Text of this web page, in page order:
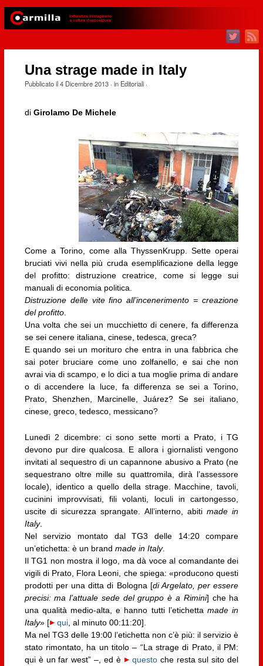
Una strage made in Italy
Pubblicato il4 Dicembre 2013· in Editoriali·
di Girolamo De Michele
Come a Torino, come alla ThyssenKrupp. Sette operai
bruciati vivi nella più cruda esemplificazione della legge
del profitto: distruzione creatrice, come si legge sui
manuali di economia politica.
Distruzione delle vite fino all’incenerimento = creazione
del profitto.
Una volta che sei un mucchietto di cenere, fa differenza
se sei cenere italiana, cinese, tedesca, greca?
E quando sei un morituro che entra in una fabbrica che
sai poter bruciare come uno zolfanello, e sai che non
avrai via di scampo, e lo dici a tua moglie prima di andare
o di accendere la luce, fa differenza se sei a Torino,
Prato, Shenzhen, Marcinelle, Juárez? Se sei italiano,
cinese, greco, tedesco, messicano?
Lunedì 2 dicembre: ci sono sette morti a Prato, i TG
devono pur dire qualcosa. E allora i giornalisti vengono
invitati al sequestro di un capannone abusivo a Prato (ne
sequestrano oltre mille su quattromila, dirà l’assessore
locale), identico a quello della strage. Macchine, tavoli,
cucinini improvvisati, fili volanti, loculi in cartongesso,
uscite di sicurezza sprangate. All’interno, abitimade in
Italy.
Nel servizio montato dal TG3 delle 14:20 compare
un’etichetta: è un brand made in Italy.
Il TG1 non mostra il logo, ma dà voce al comandante dei
vigili di Prato, Flora Leoni, che spiega: «producono questi
prodotti per una ditta di Bologna [di Argelato, per essere
precisi: ma l’attuale sede del gruppo è a Rimini] che ha
una qualità medio-alta, e hanno tutti l’etichettamade in
Italy» [ qui, al minuto 00:11:20].
Ma nel TG3 delle 19:00 l’etichetta non c’è più: il servizio è
stato rimontato, ha un titolo – “La strage di Prato, il PM:
qui è un far west” –, ed è
questoche resta sul sito del